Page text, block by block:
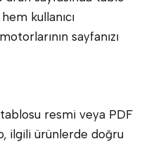
kullanıcı
sayfanızı
resmi veya PDF
ilgili ürünlerde doğru